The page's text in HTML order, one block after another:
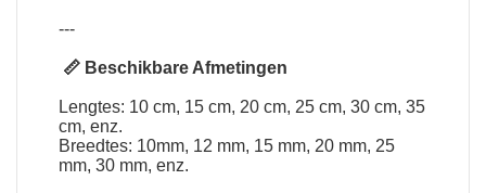
---
📏 Beschikbare Afmetingen
Lengtes: 10 cm, 15 cm, 20 cm, 25 cm, 30 cm, 35
cm, enz.
Breedtes: 10mm, 12 mm, 15 mm, 20 mm, 25
mm, 30 mm, enz.